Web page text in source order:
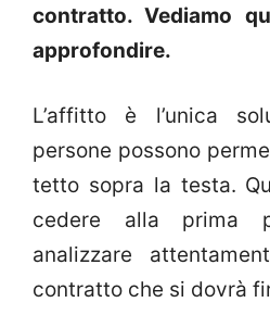
contratto. Vediamo
approfondire.
L’affitto è l’unica
persone possono
tetto sopra la testa.
cedere alla prima
analizzare
contratto che si dovrà